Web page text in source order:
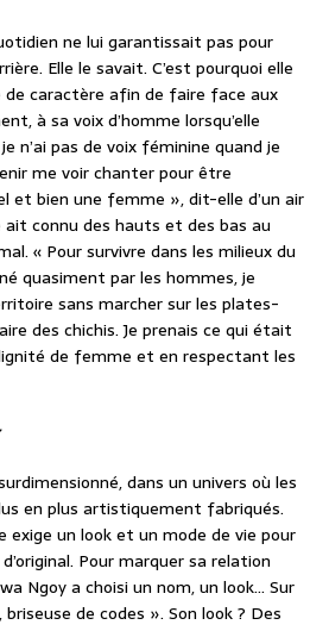
ne lui garantissait pas pour
Elle le savait. C’est pourquoi elle
de caractère afin de faire face aux
à sa voix d’homme lorsqu’elle
n’ai pas de voix féminine quand je
me voir chanter pour être
et bien une femme », dit-elle d’un air
ait connu des hauts et des bas au
« Pour survivre dans les milieux du
quasiment par les hommes, je
sans marcher sur les plates-
des chichis. Je prenais ce qui était
de femme et en respectant les
dans un univers où les
en plus artistiquement fabriqués.
exige un look et un mode de vie pour
Pour marquer sa relation
Ngoy a choisi un nom, un look… Sur
de codes ». Son look ? Des